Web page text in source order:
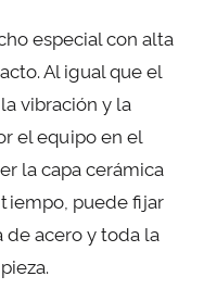
especial con alta
Al igual que el
vibración y la
el equipo en el
la capa cerámica
tiempo, puede fijar
de acero y toda la